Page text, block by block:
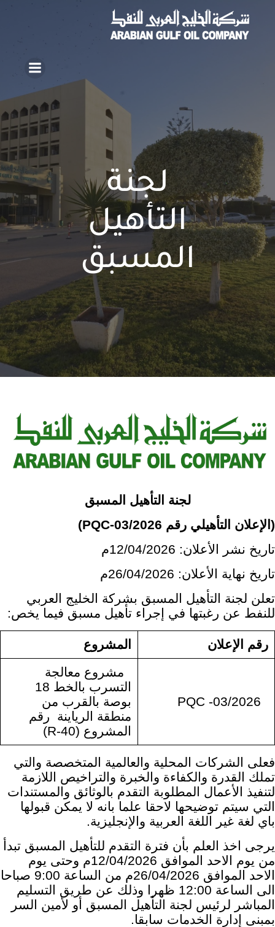
لجنة
التأهيل
المسبق
لجنة التأهيل المسبق
( الإعلان التأهيلي رقم PQC-03/2026
)
تاريخ نشر الأعلان:
12/04/2026م
تاريخ نهاية الأعلان:
26/04/2026م
تعلن لجنة التأهيل المسبق بشركة الخليج العربي
للنفط عن رغبتها في إجراء تأهيل مسبق فيما يخص:
رقم الإعلان المشروع
مشروع معالجة
التسرب بالخط 18
بوصة بالقرب من
منطقة الرياينة رقم
المشروع (R-40)
فعلى الشركات المحلية والعالمية المتخصصة والتي
تملك القدرة والكفاءة والخبرة والتراخيص اللازمة
لتنفيذ الأعمال المطلوبة التقدم بالوثائق والمستندات
التي سيتم توضيحها لاحقا علما بانه لا يمكن قبولها
باي لغة غير اللغة العربية والإنجليزية.
يرجى اخذ العلم بأن فترة التقدم للتأهيل المسبق تبدأ
من يوم الاحد الموافق 12/04/2026م وحتى يوم
الاحد الموافق 26/04/2026م من الساعة 9:00 صباحا
الى الساعة 12:00 ظهرا وذلك عن طريق التسليم
المباشر لرئيس لجنة التأهيل المسبق أو لأمين السر
بمبنى إدارة الخدمات سابقا.